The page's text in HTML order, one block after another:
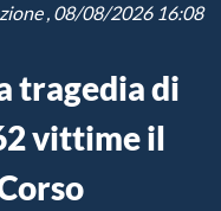
, 08/08/2026 16:08
tragedia di
vittime il